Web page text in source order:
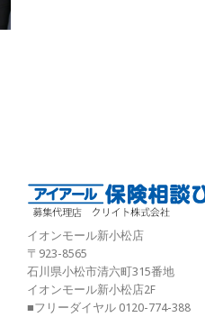
イオンモール新小松店
〒923-8565
石川県小松市清六町315番地
イオンモール新小松店2F
■フリーダイヤル 0120-774-388